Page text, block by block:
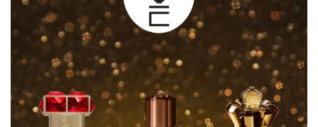
khá nhỏ, dễ khiến nhiều người nghĩ rằng chỉ vài chục
lần […]